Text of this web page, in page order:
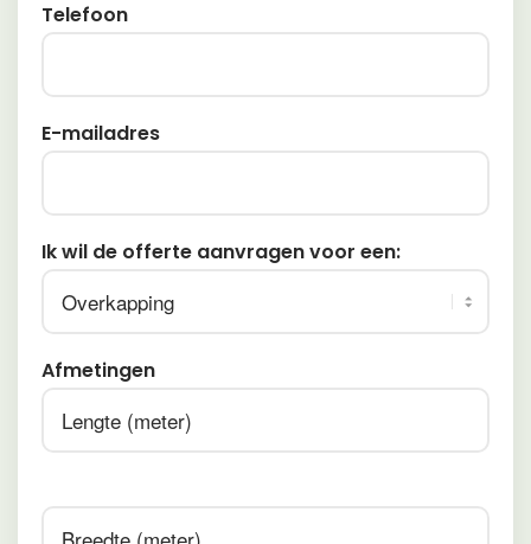
Telefoon
E-mailadres
Ik wil de offerte aanvragen voor een:
Afmetingen